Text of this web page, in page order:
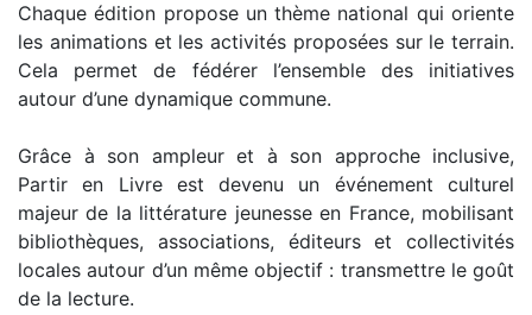
Chaque édition propose un thème national qui oriente
les animations et les activités proposées sur le terrain.
Cela permet de fédérer l’ensemble des initiatives
autour d’une dynamique commune.
Grâce à son ampleur et à son approche inclusive,
Partir en Livre est devenu un événement culturel
majeur de la littérature jeunesse en France, mobilisant
bibliothèques, associations, éditeurs et collectivités
locales autour d’un même objectif : transmettre le goût
de la lecture.